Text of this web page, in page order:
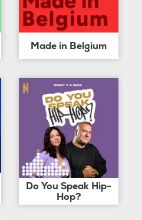
Made in Belgium
Do You Speak Hip-
Hop?